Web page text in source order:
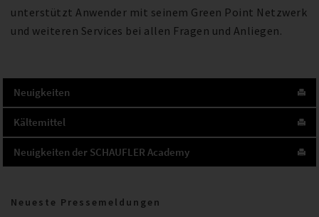
unterstützt Anwender mit seinem Green Point Netzwerk
und weiteren Services bei allen Fragen und Anliegen.
Neuigkeiten
Kältemittel
Neuigkeiten der SCHAUFLER Academy
Neueste Pressemeldungen